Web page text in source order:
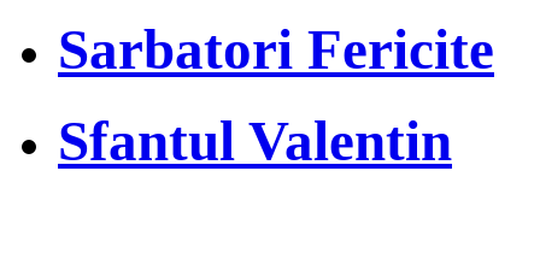
Sarbatori Fericite
Sfantul Valentin